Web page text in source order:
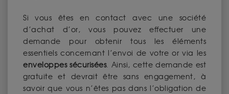
Si vous êtes en contact avec une société
d’achat d’or, vous pouvez effectuer une
demande pour obtenir tous les éléments
essentiels concernant l’envoi de votre or via les
enveloppes sécurisées. Ainsi, cette demande est
gratuite et devrait être sans engagement, à
savoir que vous n’êtes pas dans l’obligation de